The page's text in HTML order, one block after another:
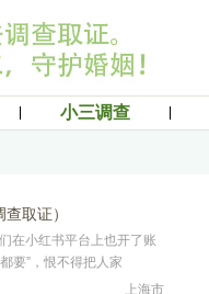
小三调查
取证）
在小红书平台上也开了账
要”，恨不得把人家
上海市